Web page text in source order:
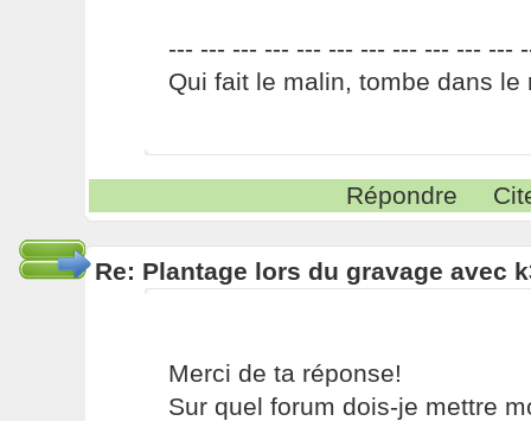
--- --- --- --- --- --- --- --- --- --- ---
Qui fait le malin, tombe dans le
Répondre
Re: Plantage lors du gravage avec
Merci de ta réponse!
Sur quel forum dois-je mettre